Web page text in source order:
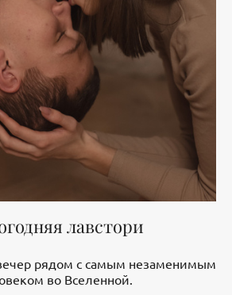
лавстори
рядом с самым незаменимым
во Вселенной.